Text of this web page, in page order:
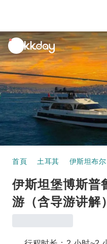
unread
notifications
首頁 土耳其 伊斯坦布尔
伊斯坦堡博斯普
游（含导游讲解